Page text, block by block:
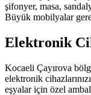
şifonyer, masa,
Büyük mobilyalar
Elektronik
Kocaeli Çayırova
elektronik
eşyalar için özel